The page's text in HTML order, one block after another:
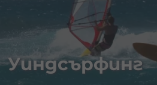
Уиндсърфинг